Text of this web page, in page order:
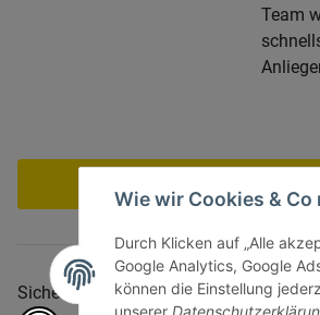
Wie wir Cookies & Co
Durch Klicken auf „Alle
Google Analytics, Google
können die Einstellung
unserer
Team
Sicher bezahlen via: